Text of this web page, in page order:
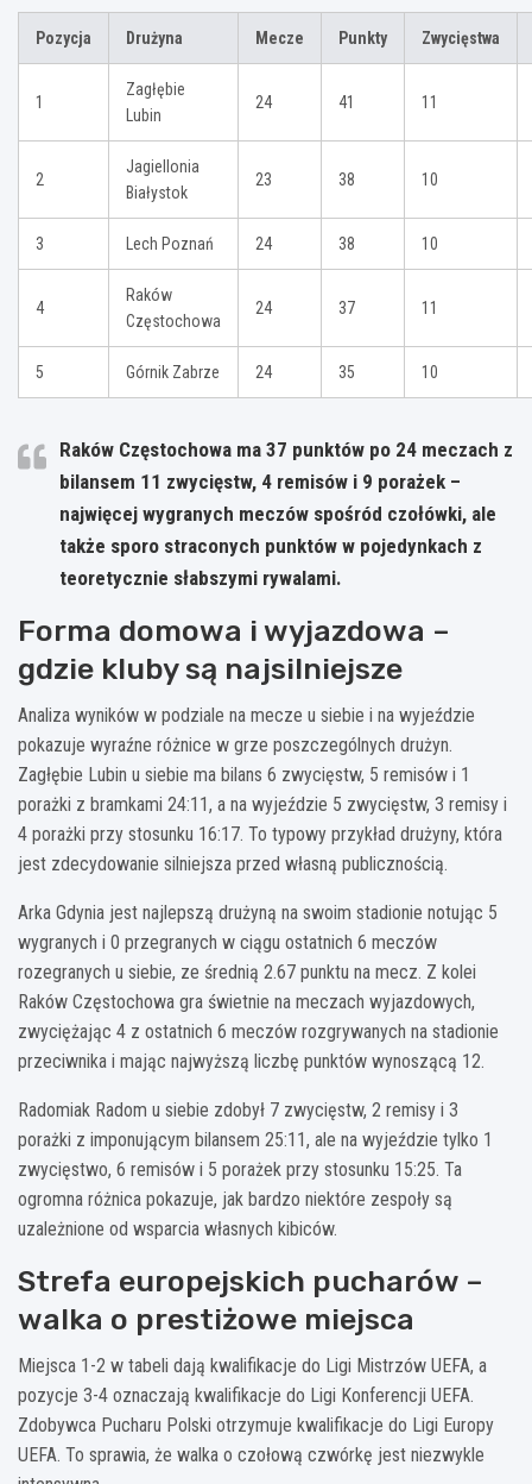
Pozycja Drużyna Mecze Punkty Zwycięstwa
1
Zagłębie
Lubin
24 41 11
2
Jagiellonia
Białystok
23 38 10
3 Lech Poznań 24 38 10
4
Raków
Częstochowa
24 37 11
5 Górnik Zabrze 24 35 10
Raków Częstochowa ma 37 punktów po 24 meczach z
bilansem 11 zwycięstw, 4 remisów i 9 porażek –
najwięcej wygranych meczów spośród czołówki, ale
także sporo straconych punktów w pojedynkach z
teoretycznie słabszymi rywalami.
Forma domowa i wyjazdowa –
gdzie kluby są najsilniejsze
Analiza wyników w podziale na mecze u siebie i na wyjeździe
pokazuje wyraźne różnice w grze poszczególnych drużyn.
Zagłębie Lubin u siebie ma bilans 6 zwycięstw, 5 remisów i 1
porażki z bramkami 24:11, a na wyjeździe 5 zwycięstw, 3 remisy i
4 porażki przy stosunku 16:17. To typowy przykład drużyny, która
jest zdecydowanie silniejsza przed własną publicznością.
Arka Gdynia jest najlepszą drużyną na swoim stadionie notując 5
wygranych i 0 przegranych w ciągu ostatnich 6 meczów
rozegranych u siebie, ze średnią 2.67 punktu na mecz. Z kolei
Raków Częstochowa gra świetnie na meczach wyjazdowych,
zwyciężając 4 z ostatnich 6 meczów rozgrywanych na stadionie
przeciwnika i mając najwyższą liczbę punktów wynoszącą 12.
Radomiak Radom u siebie zdobył 7 zwycięstw, 2 remisy i 3
porażki z imponującym bilansem 25:11, ale na wyjeździe tylko 1
zwycięstwo, 6 remisów i 5 porażek przy stosunku 15:25. Ta
ogromna różnica pokazuje, jak bardzo niektóre zespoły są
uzależnione od wsparcia własnych kibiców.
Strefa europejskich pucharów –
walka o prestiżowe miejsca
Miejsca 1-2 w tabeli dają kwalifikacje do Ligi Mistrzów UEFA, a
pozycje 3-4 oznaczają kwalifikacje do Ligi Konferencji UEFA.
Zdobywca Pucharu Polski otrzymuje kwalifikacje do Ligi Europy
UEFA. To sprawia, że walka o czołową czwórkę jest niezwykle